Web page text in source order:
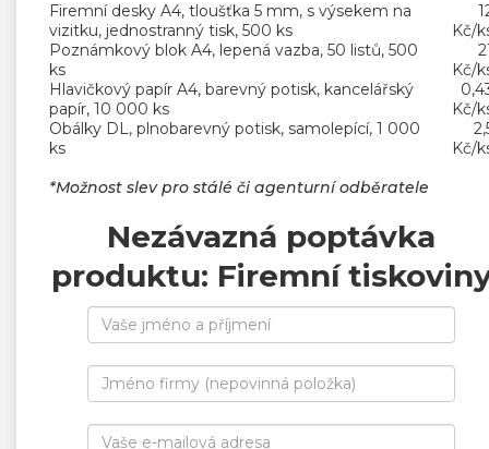
Firemní desky A4, tloušťka 5 mm, s výsekem na
vizitku, jednostranný tisk, 500 ks
Kč/
Poznámkový blok A4, lepená vazba, 50 listů, 500
ks
Kč/
Hlavičkový papír A4, barevný potisk, kancelářský
papír, 10 000 ks
Kč/
Obálky DL, plnobarevný potisk, samolepící, 1 000
ks
Kč/
*Možnost slev pro stálé či agenturní odběratele
Nezávazná poptávka
produktu: Firemní